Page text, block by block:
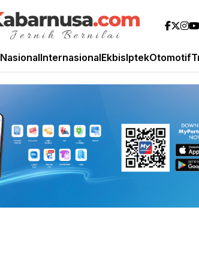
NasionalInternasionalEkbisIptekOtomotif